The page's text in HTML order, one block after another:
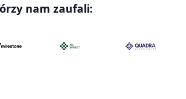
nam zaufali: